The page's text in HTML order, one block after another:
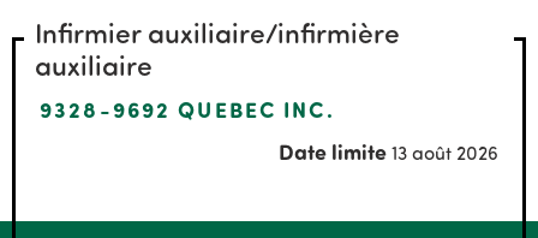
Infirmier auxiliaire/infirmière
auxiliaire
9328-9692 QUEBEC INC.
Date limite 13 août 2026